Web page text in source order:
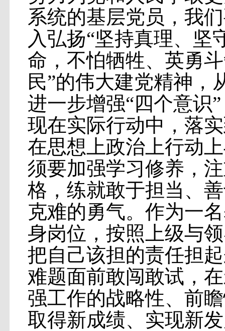
系统的基层党员，我
入弘扬“坚持真理、坚
命，不怕牺牲、英勇
民”的伟大建党精神，
进一步增强“四个意识
现在实际行动中，落
在思想上政治上行动
须要加强学习修养，
格，练就敢于担当、
克难的勇气。作为一
身岗位，按照上级与
把自己该担的责任担
难题面前敢闯敢试，
强工作的战略性、前
取得新成绩、实现新